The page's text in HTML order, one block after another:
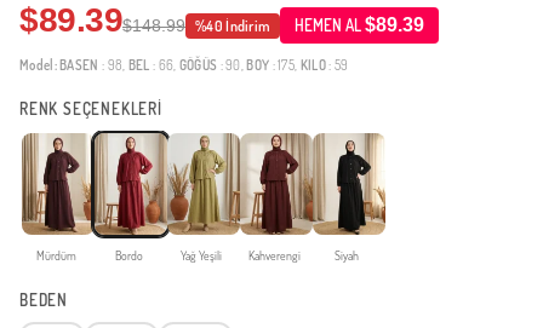
$89.39$148.99 %40 İndirim HEMEN AL$89.39
Model: BASEN : 98, BEL : 66, GÖĞÜS : 90, BOY : 175, KILO: 59
RENK SEÇENEKLERİ
Mürdüm Bordo Yağ Yeşili Kahverengi Siyah
BEDEN